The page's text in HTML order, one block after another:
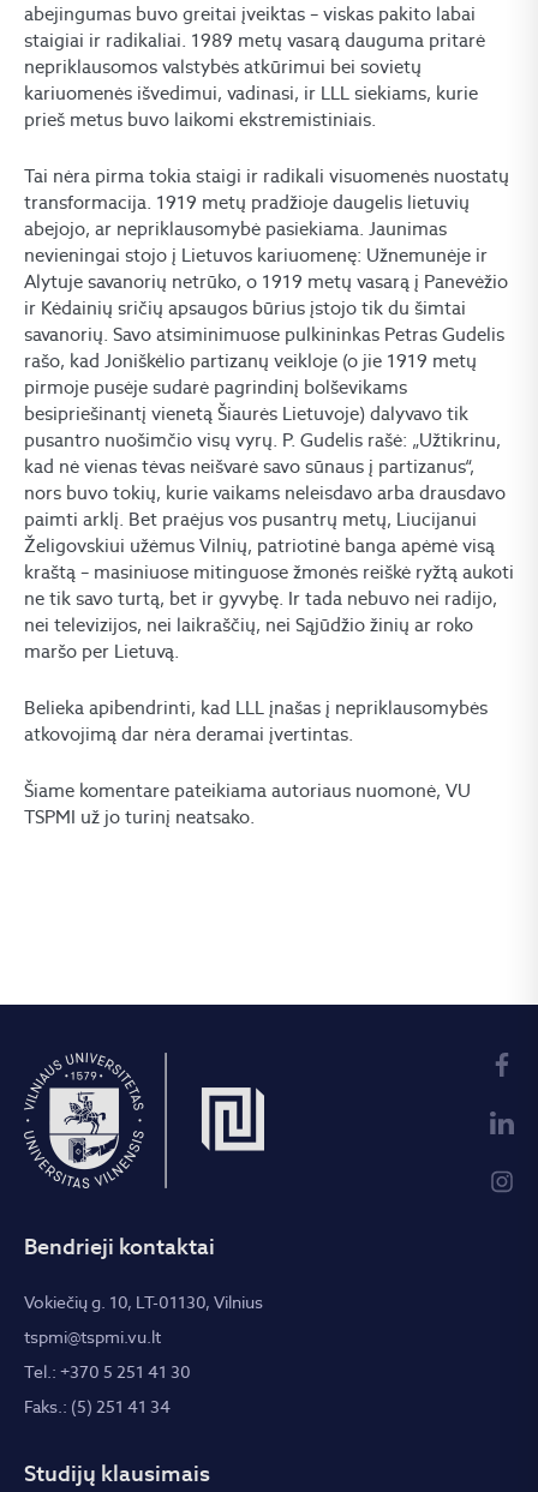
abejingumas buvo greitai įveiktas – viskas pakito labai
staigiai ir radikaliai. 1989 metų vasarą dauguma pritarė
nepriklausomos valstybės atkūrimui bei sovietų
kariuomenės išvedimui, vadinasi, ir LLL siekiams, kurie
prieš metus buvo laikomi ekstremistiniais.
Tai nėra pirma tokia staigi ir radikali visuomenės nuostatų
transformacija. 1919 metų pradžioje daugelis lietuvių
abejojo, ar nepriklausomybė pasiekiama. Jaunimas
nevieningai stojo į Lietuvos kariuomenę: Užnemunėje ir
Alytuje savanorių netrūko, o 1919 metų vasarą į Panevėžio
ir Kėdainių sričių apsaugos būrius įstojo tik du šimtai
savanorių. Savo atsiminimuose pulkininkas Petras Gudelis
rašo, kad Joniškėlio partizanų veikloje (o jie 1919 metų
pirmoje pusėje sudarė pagrindinį bolševikams
besipriešinantį vienetą Šiaurės Lietuvoje) dalyvavo tik
pusantro nuošimčio visų vyrų. P. Gudelis rašė: „Užtikrinu,
kad nė vienas tėvas neišvarė savo sūnaus į partizanus“,
nors buvo tokių, kurie vaikams neleisdavo arba drausdavo
paimti arklį. Bet praėjus vos pusantrų metų, Liucijanui
Želigovskiui užėmus Vilnių, patriotinė banga apėmė visą
kraštą – masiniuose mitinguose žmonės reiškė ryžtą aukoti
ne tik savo turtą, bet ir gyvybę. Ir tada nebuvo nei radijo,
nei televizijos, nei laikraščių, nei Sąjūdžio žinių ar roko
maršo per Lietuvą.
Belieka apibendrinti, kad LLL įnašas į nepriklausomybės
atkovojimą dar nėra deramai įvertintas.
Šiame komentare pateikiama autoriaus nuomonė, VU
TSPMI už jo turinį neatsako.
Bendrieji kontaktai
Vokiečių g. 10, LT-01130, Vilnius
tspmi@tspmi.vu.lt
Tel.: +370 5 251 41 30
Faks.: (5) 251 41 34
Studijų klausimais